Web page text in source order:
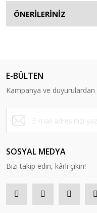
ÖNERİLERİNİZ
E-BÜLTEN
Kampanya ve
SOSYAL MEDYA
Bizi takip edin, kârlı çıkın!